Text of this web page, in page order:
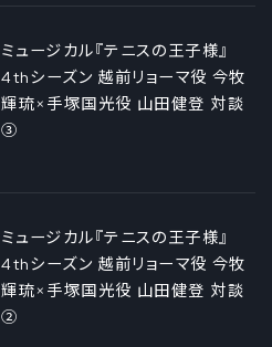
ミュージカル『テニスの王子様』
4thシーズン 越前リョーマ役 今牧
輝琉×手塚国光役 山田健登 対談
③
ミュージカル『テニスの王子様』
4thシーズン 越前リョーマ役 今牧
輝琉×手塚国光役 山田健登 対談
②